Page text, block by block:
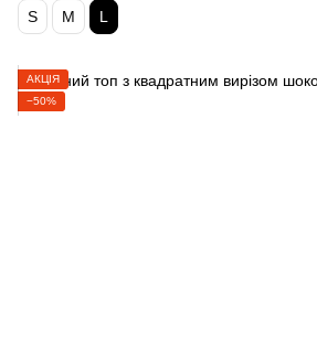
S M L
АКЦІЯ
−50%